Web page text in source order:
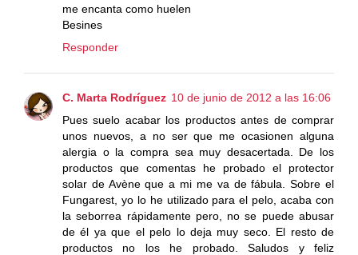
me encanta como huelen
Besines
Responder
C. Marta Rodríguez 10 de junio de 2012 a las 16:06
Pues suelo acabar los productos antes de comprar
unos nuevos, a no ser que me ocasionen alguna
alergia o la compra sea muy desacertada. De los
productos que comentas he probado el protector
solar de Avène que a mi me va de fábula. Sobre el
Fungarest, yo lo he utilizado para el pelo, acaba con
la seborrea rápidamente pero, no se puede abusar
de él ya que el pelo lo deja muy seco. El resto de
productos no los he probado. Saludos y feliz